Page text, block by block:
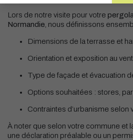
Lors de notre visite pour votre
Normandie , nous définissons
Dimensions de la terrasse et
Orientation et exposition au vent,
Type de façade et évacuation
Options souhaitées : stores,
Contraintes d’urbanisme selon
À noter que selon votre commune et
une déclaration préalable ou un